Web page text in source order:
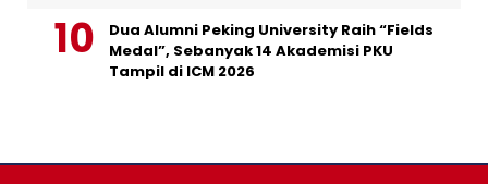
Dua Alumni Peking University Raih “Fields
Medal”, Sebanyak 14 Akademisi PKU
Tampil di ICM 2026